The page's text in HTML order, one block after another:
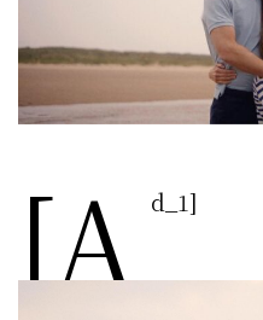
[a d_1]